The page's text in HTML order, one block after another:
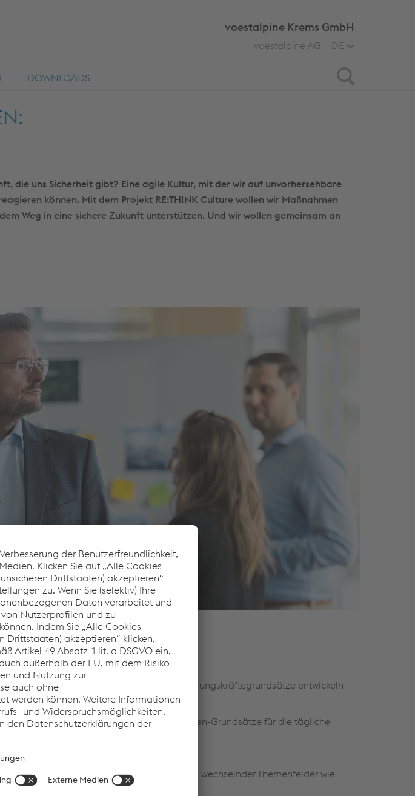
Search
voestalpine Krems GmbH
DE
voestalpine AG
DOWNLOADS
die uns Sicherheit gibt? Eine agile Kultur, mit der wir auf unvorhersehbare
können. Mit dem Projekt RE:TH!NK Culture wollen wir Maßnahmen
Weg in eine sichere Zukunft unterstützen. Und wir wollen gemeinsam an
Handlungsfelder eruieren und Führungskräftegrundsätze entwickeln
ins Boot holen und Mitarbeiter:innen-Grundsätze für die tägliche
der Unternehmenskultur auf Basis wechselnder Themenfelder wie
und Kommunikation umsetzen